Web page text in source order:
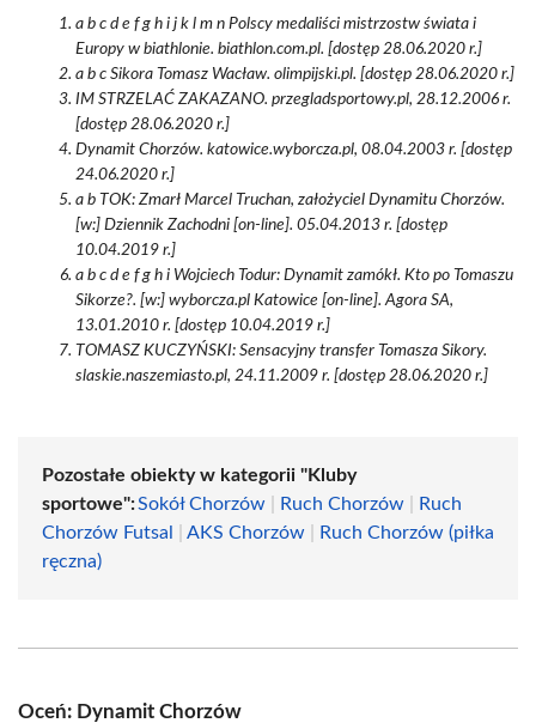
a b c d e f g h i j k l m n Polscy medaliści mistrzostw świata i
Europy w biathlonie. biathlon.com.pl. [dostęp 28.06.2020 r.]
a b c Sikora Tomasz Wacław. olimpijski.pl. [dostęp 28.06.2020 r.]
IM STRZELAĆ ZAKAZANO. przegladsportowy.pl, 28.12.2006 r.
[dostęp 28.06.2020 r.]
Dynamit Chorzów. katowice.wyborcza.pl, 08.04.2003 r. [dostęp
24.06.2020 r.]
a b TOK: Zmarł Marcel Truchan, założyciel Dynamitu Chorzów.
[w:] Dziennik Zachodni [on-line]. 05.04.2013 r. [dostęp
10.04.2019 r.]
a b c d e f g h i Wojciech Todur: Dynamit zamókł. Kto po Tomaszu
Sikorze?. [w:] wyborcza.pl Katowice [on-line]. Agora SA,
13.01.2010 r. [dostęp 10.04.2019 r.]
TOMASZ KUCZYŃSKI: Sensacyjny transfer Tomasza Sikory.
slaskie.naszemiasto.pl, 24.11.2009 r. [dostęp 28.06.2020 r.]
Pozostałe obiekty w kategorii "Kluby
sportowe":Sokół Chorzów Ruch Chorzów
Ruch
Chorzów Futsal
AKS Chorzów
Ruch Chorzów (piłka
ręczna)
Oceń: Dynamit Chorzów